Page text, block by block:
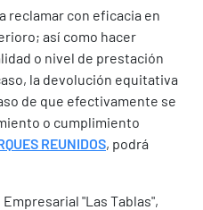
reclamar con eficacia en
así como hacer
o nivel de prestación
la devolución equitativa
de que efectivamente se
o cumplimiento
REUNIDOS, podrá
"Las Tablas",